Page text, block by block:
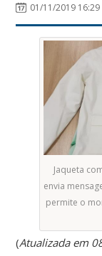
01/11/2019 16:29
Jaqueta
envia
permite o
(Atualizada em